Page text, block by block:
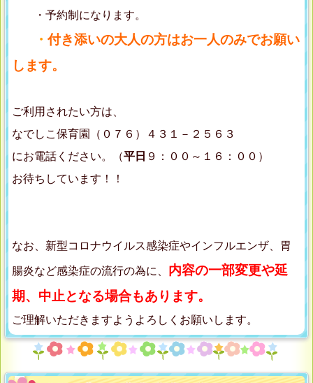
・予約制になります。
・ 付き添いの大人の方はお一人のみでお願い
します。
ご利用されたい方は、
なでしこ保育園（０７６）４３１－２５６３
にお電話ください。（平日 ９：００～１６：００）
お待ちしています！！
なお、新型コロナウイルス感染症やインフルエンザ、胃
腸炎など感染症の流行の為に、 内容の一部変更や延
期、中止となる場合もあります。
ご理解いただきますようよろしくお願いします。